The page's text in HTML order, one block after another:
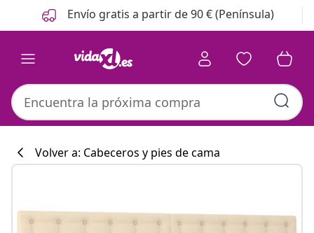
Anterior
Siguiente Envío gratis a partir de 90 € (Península)
Volver a: Cabeceros y pies de cama